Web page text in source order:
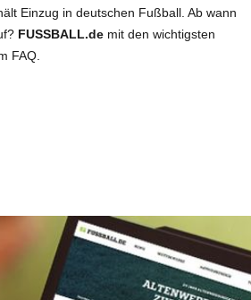
Einzug in deutschen Fußball. Ab wann
FUSSBALL.de mit den wichtigsten
FAQ.